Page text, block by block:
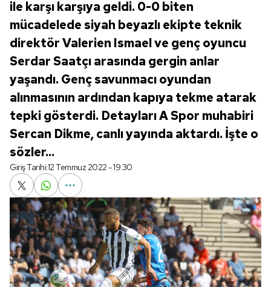
ile karşı karşıya geldi. 0-0 biten
mücadelede siyah beyazlı ekipte teknik
direktör Valerien Ismael ve genç oyuncu
Serdar Saatçı arasında gergin anlar
yaşandı. Genç savunmacı oyundan
alınmasının ardından kapıya tekme atarak
tepki gösterdi. Detayları A Spor muhabiri
Sercan Dikme, canlı yayında aktardı. İşte o
sözler...
Giriş Tarihi:12 Temmuz 2022 - 19:30